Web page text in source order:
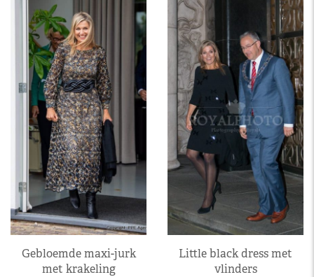
Gebloemde maxi-jurk
met krakeling
Little black dress met
vlinders